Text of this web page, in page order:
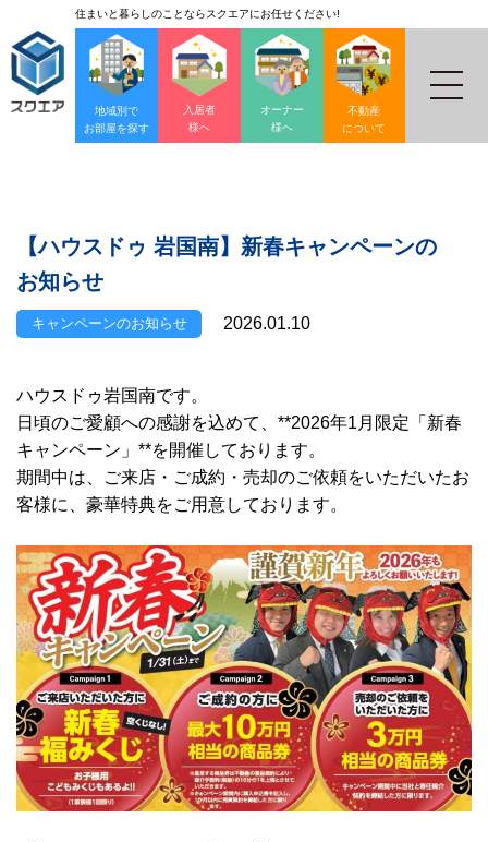
住まいと暮らしのことならスクエアにお任せください!
地域別で
お部屋を探す
入居者
様へ
オーナー
様へ
不動産
について
【ハウスドゥ 岩国南】新春キャンペーンの
お知らせ
キャンペーンのお知らせ 2026.01.10
ハウスドゥ岩国南です。
日頃のご愛顧への感謝を込めて、**2026年1月限定「新春
キャンペーン」**を開催しております。
期間中は、ご来店・ご成約・売却のご依頼をいただいたお
客様に、豪華特典をご用意しております。